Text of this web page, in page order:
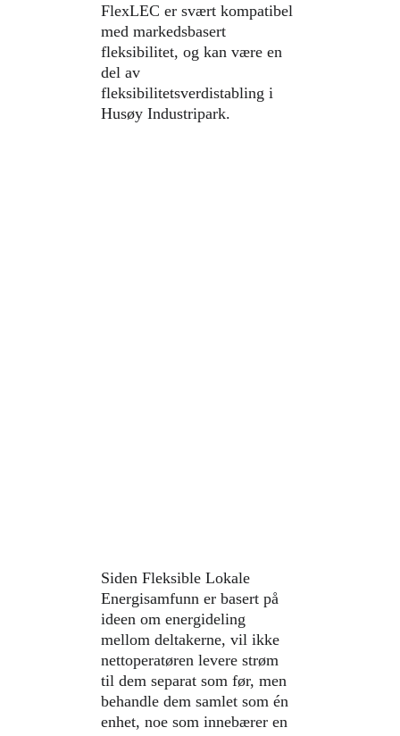
FlexLEC er svært kompatibel
med markedsbasert
fleksibilitet, og kan være en
del av
fleksibilitetsverdistabling i
Husøy Industripark.
Siden Fleksible Lokale
Energisamfunn er basert på
ideen om energideling
mellom deltakerne, vil ikke
nettoperatøren levere strøm
til dem separat som før, men
behandle dem samlet som én
enhet, noe som innebærer en